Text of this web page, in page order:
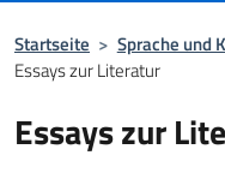
Startseite > Sprache und
Essays zur Literatur
Essays zur